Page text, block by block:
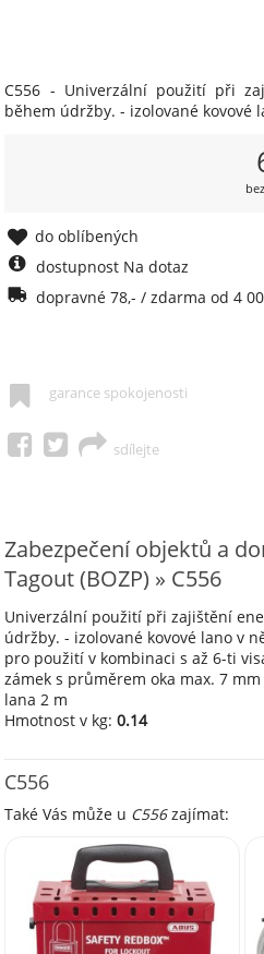
C556 - Univerzální použití při
během údržby. - izolované kovové
do oblíbených
dostupnost Na dotaz
dopravné 78,- / zdarma od 4
garance spokojenosti
sdílejte
Zabezpečení objektů a
Tagout (BOZP) » C556
Univerzální použití při zajištění
údržby. - izolované kovové lano v
pro použití v kombinaci s až 6-ti
zámek s průměrem oka max. 7
lana 2 m
Hmotnost v kg:0.14
C556
Také Vás může u C556zajímat: